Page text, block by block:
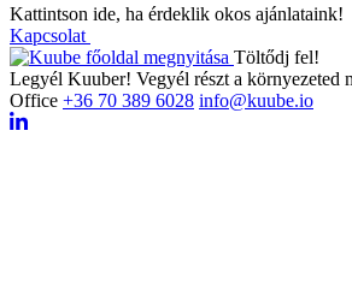
Kattintson ide, ha érdeklik okos ajánlataink!
Kapcsolat
Töltődj fel!
Legyél Kuuber! Vegyél részt a környezeted
Office +36 70 389 6028 info@kuube.io